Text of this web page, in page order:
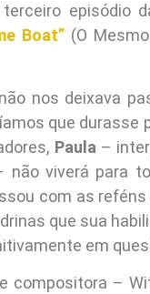
episódio
Boat” (O
nos deixava
que durasse
Paula –
não viverá para
com as reféns
que sua
em
compositora –